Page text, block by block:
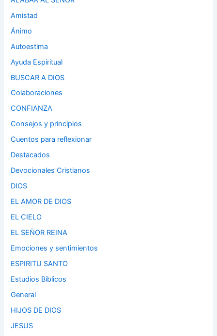
Amistad
Ánimo
Autoestima
Ayuda Espiritual
BUSCAR A DIOS
Colaboraciones
CONFIANZA
Consejos y principios
Cuentos para reflexionar
Destacados
Devocionales Cristianos
DIOS
EL AMOR DE DIOS
EL CIELO
EL SEÑOR REINA
Emociones y sentimientos
ESPIRITU SANTO
Estudios Bíblicos
General
HIJOS DE DIOS
JESUS